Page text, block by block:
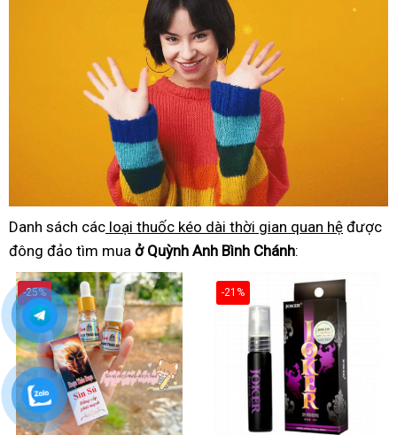
Danh sách các loại thuốc kéo dài thời gian quan hệ được
đông đảo tìm mua ở Quỳnh Anh Bình Chánh:
-25% -21%